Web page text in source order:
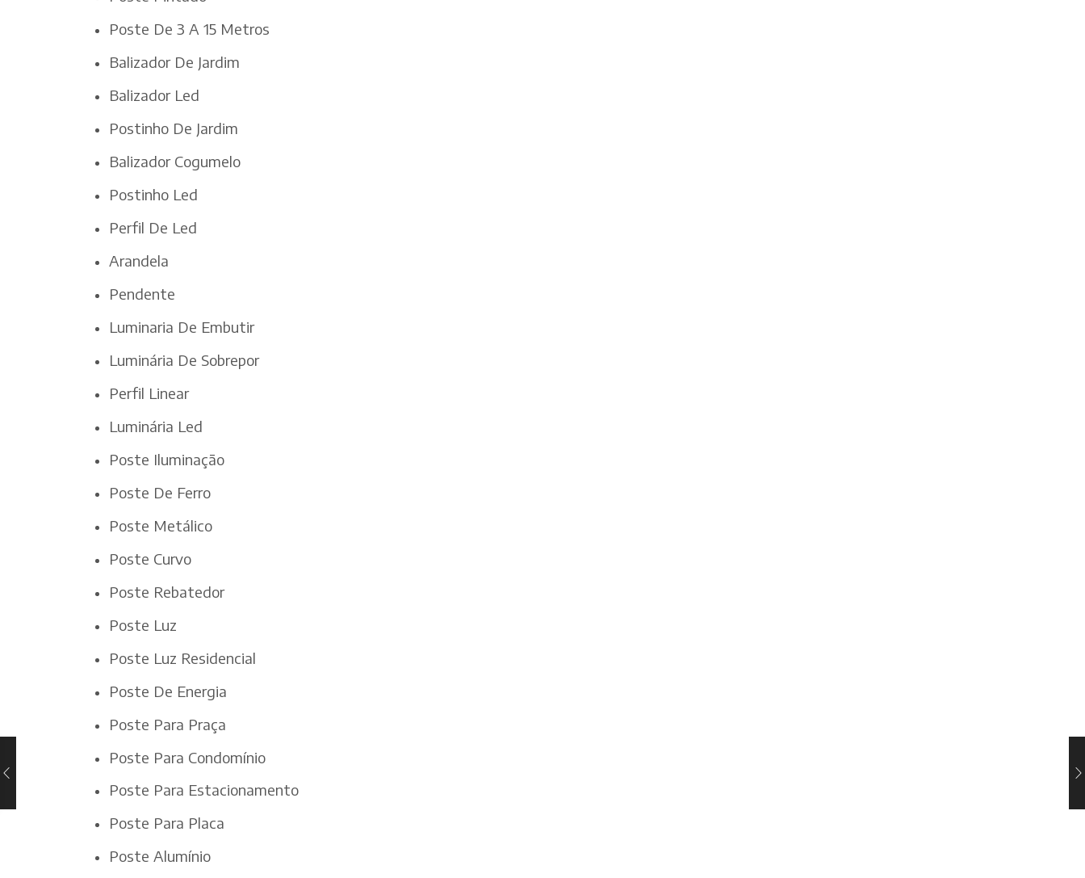
Poste De 3 A 15 Metros
Balizador De Jardim
Balizador Led
Postinho De Jardim
Balizador Cogumelo
Postinho Led
Perfil De Led
Arandela
Pendente
Luminaria De Embutir
Luminária De Sobrepor
Perfil Linear
Luminária Led
Poste Iluminação
Poste De Ferro
Poste Metálico
Poste Curvo
Poste Rebatedor
Poste Luz
Poste Luz Residencial
Poste De Energia
Poste Para Praça
Poste Para Condomínio
Poste Para Estacionamento
Poste Para Placa
Poste Alumínio